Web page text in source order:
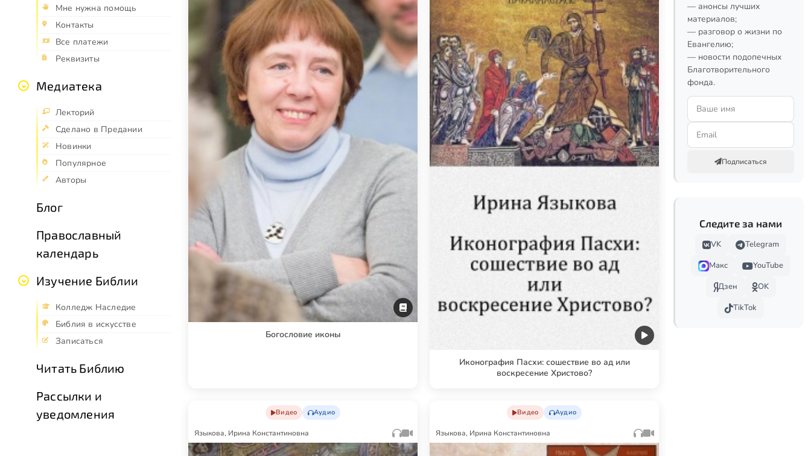
Мне нужна помощь
Контакты
Все платежи
Реквизиты
Медиатека
Лекторий
Сделано в Предании
Новинки
Популярное
Авторы
Блог
Православный
календарь
Изучение Библии
Колледж Наследие
Библия в искусстве
Записаться
Читать Библию
Рассылки и
уведомления
Богословие иконы
Иконография Пасхи: сошествие во ад или
воскресение Христово?
Видео Аудио
Языкова, Ирина Константиновна
Видео Аудио
Языкова, Ирина Константиновна
— анонсы лучших
материалов;
— разговор о жизни по
Евангелию;
— новости подопечных
Благотворительного
фонда.
Подписаться
Следите за нами
VK
Telegram
Макс
YouTube
Дзен
OK
TikTok